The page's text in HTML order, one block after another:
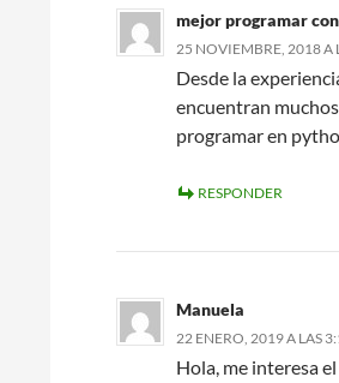
mejor programar
25 NOVIEMBRE, 2018 A
Desde la
encuentran
programar en
RESPONDER
Manuela
22 ENERO, 2019 A LAS
Hola, me interesa